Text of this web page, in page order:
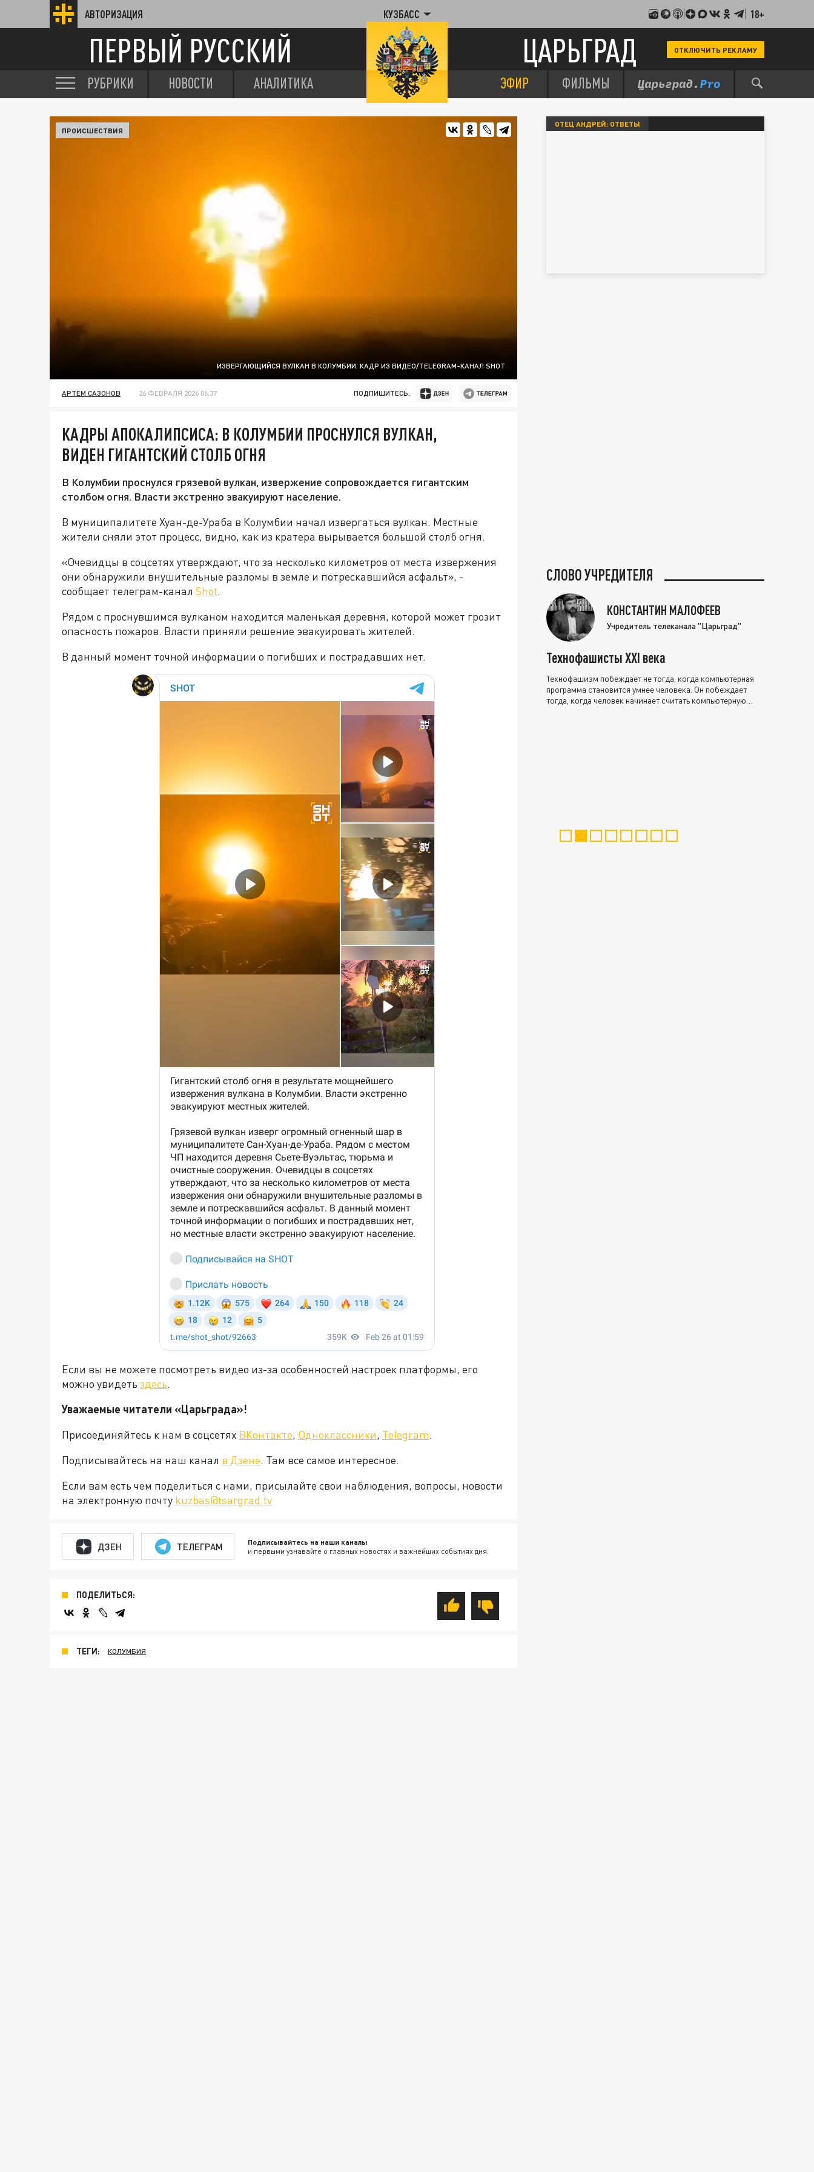
АВТОРИЗАЦИЯ КУЗБАСС 18+
ПЕРВЫЙ РУССКИЙ ЦАРЬГРАД ОТКЛЮЧИТЬ РЕКЛАМУ
РУБРИКИ НОВОСТИ АНАЛИТИКА ЭФИР ФИЛЬМЫ
ИЗВЕРГАЮЩИЙСЯ ВУЛКАН В КОЛУМБИИ. КАДР ИЗ ВИДЕО/TELEGRAM-КАНАЛ SHOT
ПРОИСШЕСТВИЯ
АРТЁМ САЗОНОВ 26 ФЕВРАЛЯ 2026 06:37 ПОДПИШИТЕСЬ:
КАДРЫ АПОКАЛИПСИСА: В КОЛУМБИИ ПРОСНУЛСЯ ВУЛКАН,
ВИДЕН ГИГАНТСКИЙ СТОЛБ ОГНЯ
В Колумбии проснулся грязевой вулкан, извержение сопровождается гигантским
столбом огня. Власти экстренно эвакуируют население.
В муниципалитете Хуан-де-Ураба в Колумбии начал извергаться вулкан. Местные
жители сняли этот процесс, видно, как из кратера вырывается большой столб огня.
«Очевидцы в соцсетях утверждают, что за несколько километров от места извержения
они обнаружили внушительные разломы в земле и потрескавшийся асфальт», -
сообщает телеграм-канал Shot.
Рядом с проснувшимся вулканом находится маленькая деревня, которой может грозит
опасность пожаров. Власти приняли решение эвакуировать жителей.
В данный момент точной информации о погибших и пострадавших нет.
Если вы не можете посмотреть видео из-за особенностей настроек платформы, его
можно увидеть здесь.
Уважаемые читатели «Царьграда»!
Присоединяйтесь к нам в соцсетях ВКонтакте, Одноклассники, Telegram.
Подписывайтесь на наш канал в Дзене. Там все самое интересное.
Если вам есть чем поделиться с нами, присылайте свои наблюдения, вопросы, новости
на электронную почту kuzbas@tsargrad.tv
ДЗЕН ТЕЛЕГРАМ Подписывайтесь на наши каналы
и первыми узнавайте о главных новостях и важнейших событиях дня.
ПОДЕЛИТЬСЯ:
ТЕГИ: КОЛУМБИЯ
ОТЕЦ АНДРЕЙ: ОТВЕТЫ
СЛОВО УЧРЕДИТЕЛЯ
КОНСТАНТИН МАЛОФЕЕВ
Учредитель телеканала "Царьград"
Технофашисты XXI века
Технофашизм побеждает не тогда, когда компьютерная
программа становится умнее человека. Он побеждает
тогда, когда человек начинает считать компьютерную